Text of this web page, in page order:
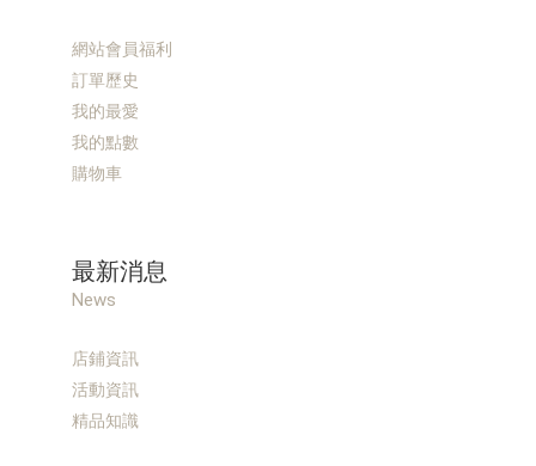
網站會員福利
訂單歷史
我的最愛
我的點數
購物車
最新消息
News
店鋪資訊
活動資訊
精品知識